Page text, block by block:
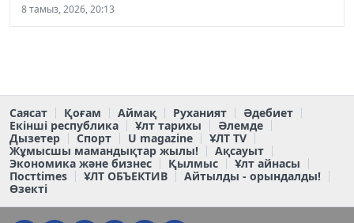
8 тамыз, 2026, 20:13
Саясат Қоғам Аймақ Руханият
Әдебиет
Екінші республика
Ұлт тарихы
Әлемде
Дызетер
Спорт U magazine
ҰЛТ TV
Жұмысшы мамандықтар жылы!
Ақсауыт
Экономика және бизнес
Қылмыс
Ұлт айнасы
Постtimes
ҰЛТ ОБЪЕКТИВ
Айтылды - орындалды!
Өзекті